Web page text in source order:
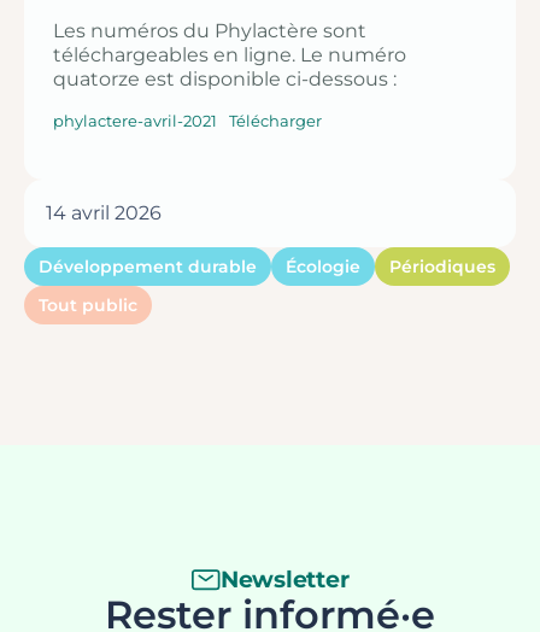
Les numéros du Phylactère sont
téléchargeables en ligne. Le numéro
quatorze est disponible ci-dessous :
phylactere-avril-2021 Télécharger
14 avril 2026
Développement durable Écologie
Périodiques
Tout public
Newsletter
Rester informé·e